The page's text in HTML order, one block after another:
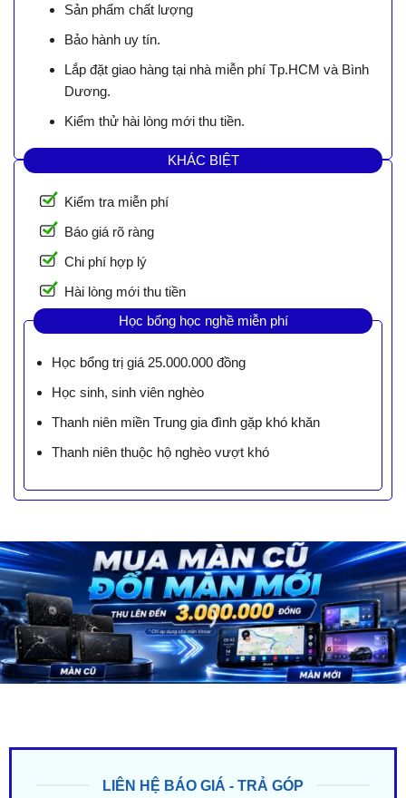
Sản phẩm chất lượng
Bảo hành uy tín.
Lắp đặt giao hàng tại nhà miễn phí Tp.HCM và Bình
Dương.
Kiểm thử hài lòng mới thu tiền.
KHÁC BIỆT
Kiểm tra miễn phí
Báo giá rõ ràng
Chi phí hợp lý
Hài lòng mới thu tiền
Học bổng học nghề miễn phí
Học bổng trị giá 25.000.000 đồng
Học sinh, sinh viên nghèo
Thanh niên miền Trung gia đình gặp khó khăn
Thanh niên thuộc hộ nghèo vượt khó
LIÊN HỆ BÁO GIÁ - TRẢ GÓP